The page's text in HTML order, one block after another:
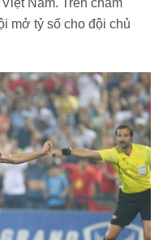
mở tỷ số cho đội chủ